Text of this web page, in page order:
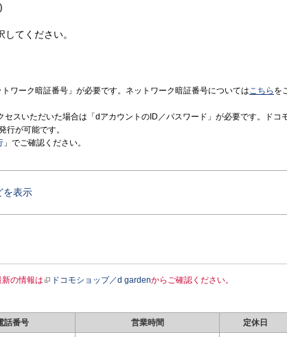
てください。
ワーク暗証番号」が必要です。ネットワーク暗証番号についてはこちら を
スいただいた場合は「dアカウントのID／パスワード」が必要です。ドコ
行が可能です。
」でご確認ください。
を表示
の情報は ドコモショップ／d gardenからご確認ください。
話番号 営業時間 定休日